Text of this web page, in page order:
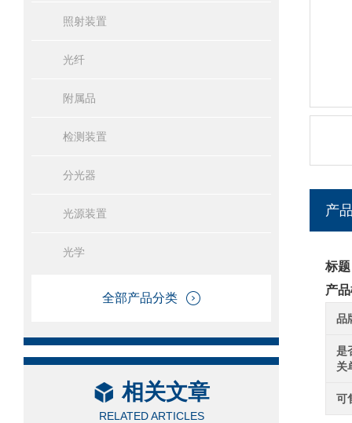
照射装置
光纤
附属品
检测装置
分光器
光源装置
光学
全部产品分类
相关文章
RELATED ARTICLES
产
标
产
品
是
关
可